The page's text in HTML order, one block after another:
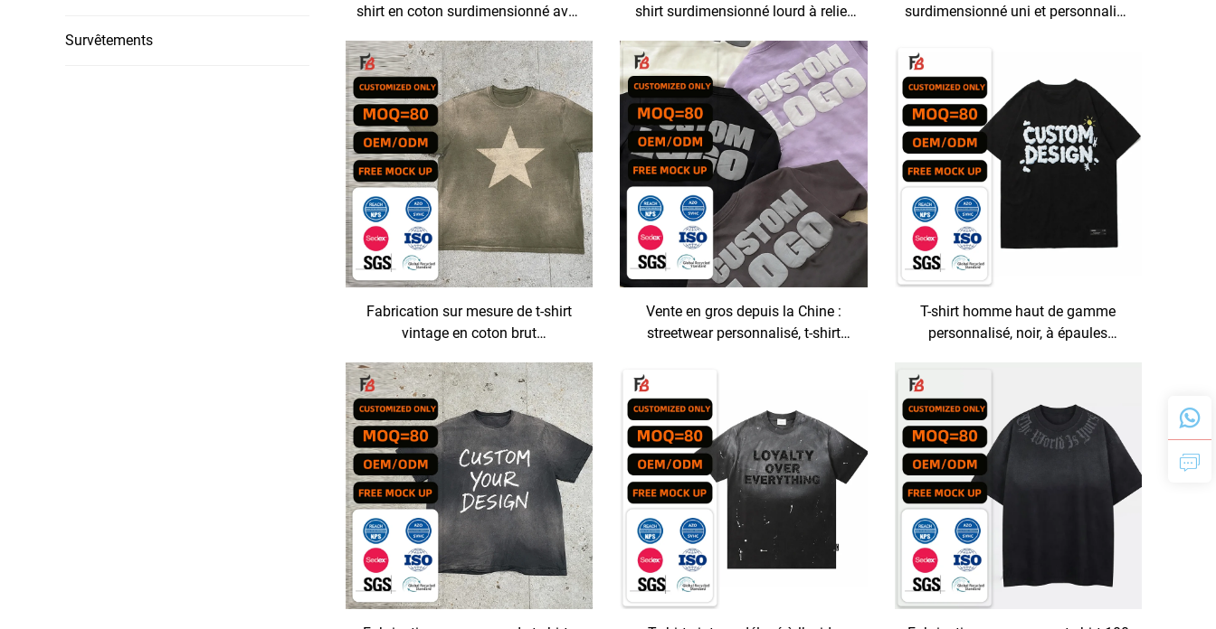
Survêtements
shirt en coton surdimensionné avec
shirt surdimensionné lourd à relief
gamme à motif en relief
surdimensionné uni et personnalisé
hommes, impression possible,
unisexe, vente en gros
Fabrication sur mesure de t-shirt
vintage en coton brut
délavé acide, raccourci, pour
hommes
Vente en gros depuis la Chine :
streetwear personnalisé, t-shirt
grammage 220/230/240 g/m² en
coton, modèle « Plane »
T-shirt homme haut de gamme
personnalisé, noir, à épaules
gonflée et graphisme oversized en